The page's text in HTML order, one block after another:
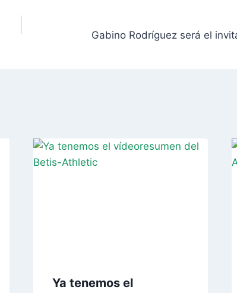
Gabino Rodríguez será el
Ya tenemos el